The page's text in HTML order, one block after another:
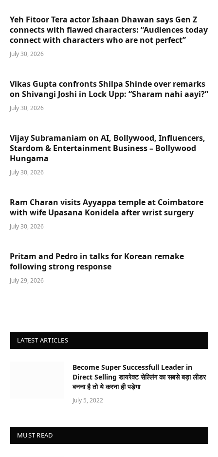
Yeh Fitoor Tera actor Ishaan Dhawan says Gen Z
connects with flawed characters: “Audiences today
connect with characters who are not perfect”
July 30, 2026
Vikas Gupta confronts Shilpa Shinde over remarks
on Shivangi Joshi in Lock Upp: “Sharam nahi aayi?”
July 30, 2026
Vijay Subramaniam on AI, Bollywood, Influencers,
Stardom & Entertainment Business – Bollywood
Hungama
July 30, 2026
Ram Charan visits Ayyappa temple at Coimbatore
with wife Upasana Konidela after wrist surgery
July 30, 2026
Pritam and Pedro in talks for Korean remake
following strong response
July 29, 2026
LATEST ARTICLES
Become Super Successfull Leader in
Direct Selling डायरेक्ट सेल्लिंग का सबसे बड़ा लीडर
बनना है तो ये करना ही पड़ेगा
July 5, 2022
MUST READ